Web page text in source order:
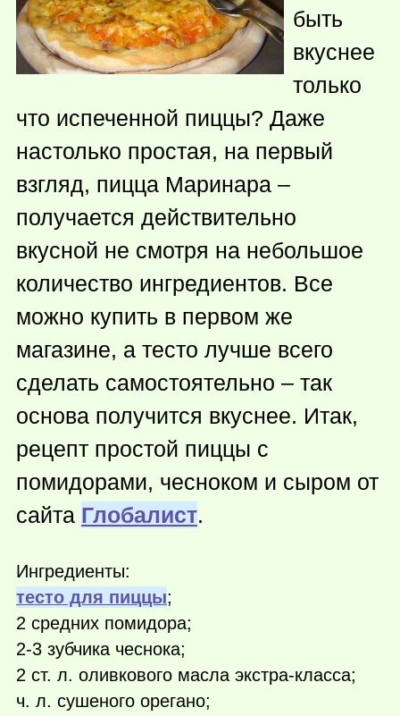
быть
вкуснее
только
что испеченной пиццы? Даже
настолько простая, на первый
взгляд, пицца Маринара –
получается действительно
вкусной не смотря на небольшое
количество ингредиентов. Все
можно купить в первом же
магазине, а тесто лучше всего
сделать самостоятельно – так
основа получится вкуснее. Итак,
рецепт простой пиццы с
помидорами, чесноком и сыром от
сайта Глобалист.
Ингредиенты:
тесто для пиццы;
2 средних помидора;
2-3 зубчика чеснока;
2 ст. л. оливкового масла экстра-класса;
ч. л. сушеного орегано;